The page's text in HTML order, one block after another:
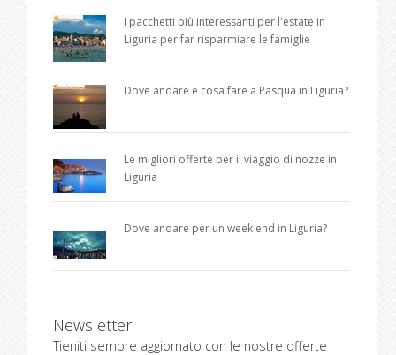
I pacchetti più interessanti per l'estate in
Liguria per far risparmiare le famiglie
Dove andare e cosa fare a Pasqua in Liguria?
Le migliori offerte per il viaggio di nozze in
Liguria
Dove andare per un week end in Liguria?
Newsletter
Tieniti sempre aggiornato con le nostre offerte